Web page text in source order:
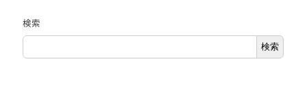
検索
検索